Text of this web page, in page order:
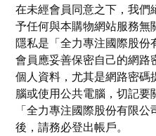
在未經會員同意之下，我
予任何與本購物網站服務無
隱私是「全力專注國際股份
會員應妥善保密自己的網
個人資料，尤其是網路密
腦或使用公共電腦，切記
「全力專注國際股份有限公
後，請務必登出帳戶。